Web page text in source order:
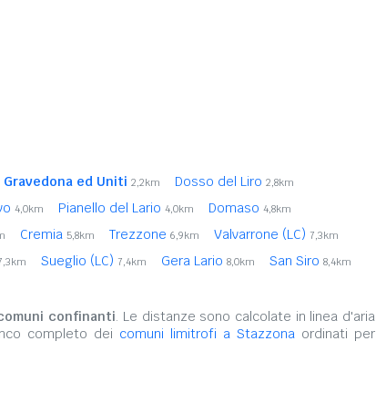
Gravedona ed Uniti 2,2km Dosso del Liro 2,8km
4,0km Pianello del Lario 4,0km Domaso 4,8km
Cremia 5,8km Trezzone 6,9km Valvarrone (LC) 7,3km
Sueglio (LC) 7,4km Gera Lario 8,0km San Siro 8,4km
confinanti. Le distanze sono calcolate in linea d'aria
completo dei comuni limitrofi a Stazzona ordinati per